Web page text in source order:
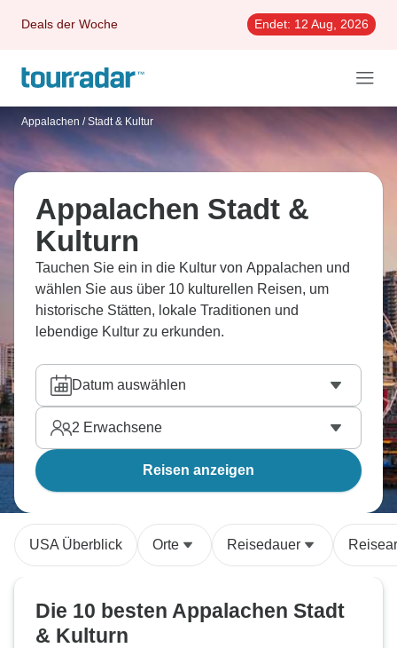
Deals der Woche Endet: 12 Aug, 2026
Appalachen / Stadt & Kultur
Appalachen Stadt &
Kulturn
Tauchen Sie ein in die Kultur von Appalachen und
wählen Sie aus über 10 kulturellen Reisen, um
historische Stätten, lokale Traditionen und
lebendige Kultur zu erkunden.
Datum auswählen
2 Erwachsene
Reisen anzeigen
USA Überblick Orte Reisedauer
Die 10 besten Appalachen Stadt
& Kulturn